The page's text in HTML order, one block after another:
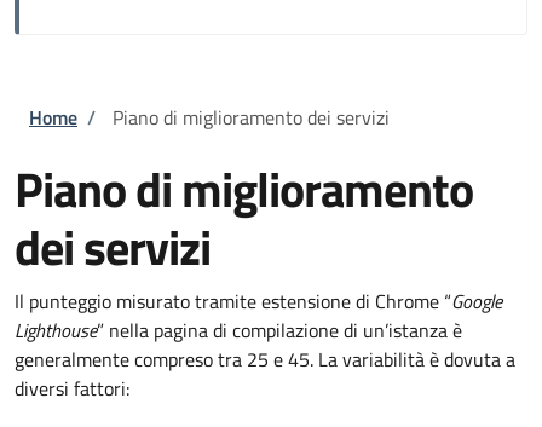
Briciole di pane
Home / Piano di miglioramento dei servizi
Piano di miglioramento
dei servizi
Il punteggio misurato tramite estensione di Chrome “Google
Lighthouse” nella pagina di compilazione di un’istanza è
generalmente compreso tra 25 e 45. La variabilità è dovuta a
diversi fattori: